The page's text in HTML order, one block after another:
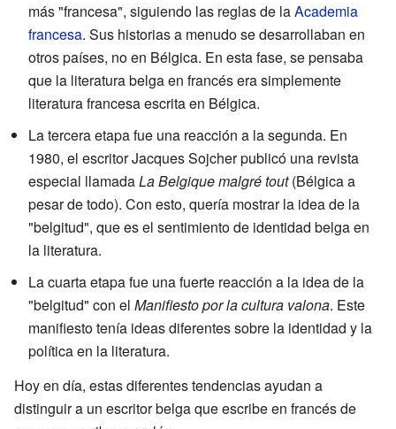
más "francesa", siguiendo las reglas de laAcademia
francesa. Sus historias a menudo se desarrollaban en
otros países, no en Bélgica. En esta fase, se pensaba
que la literatura belga en francés era simplemente
literatura francesa escrita en Bélgica.
La tercera etapa fue una reacción a la segunda. En
1980, el escritor Jacques Sojcher publicó una revista
especial llamadaLa Belgique malgré tout(Bélgica a
pesar de todo). Con esto, quería mostrar la idea de la
"belgitud", que es el sentimiento de identidad belga en
la literatura.
La cuarta etapa fue una fuerte reacción a la idea de la
"belgitud" con el Manifiesto por la cultura valona. Este
manifiesto tenía ideas diferentes sobre la identidad y la
política en la literatura.
Hoy en día, estas diferentes tendencias ayudan a
distinguir a un escritor belga que escribe en francés de